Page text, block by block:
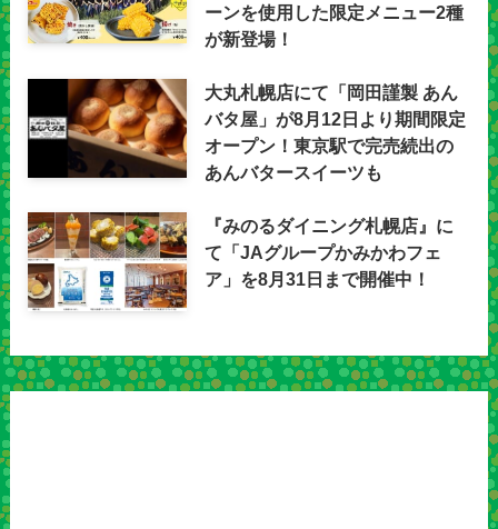
ーンを使用した限定メニュー2種
が新登場！
大丸札幌店にて「岡田謹製 あん
バタ屋」が8月12日より期間限定
オープン！東京駅で完売続出の
あんバタースイーツも
『みのるダイニング札幌店』に
て「JAグループかみかわフェ
ア」を8月31日まで開催中！